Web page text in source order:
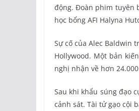
động. Đoàn phim tuyên
học bổng AFI Halyna
Sự cố của Alec Baldwin
Hollywood. Một bản
nghị nhận về hơn
Sau khi khẩu súng đạo
cảnh sát. Tài tử gạo cội